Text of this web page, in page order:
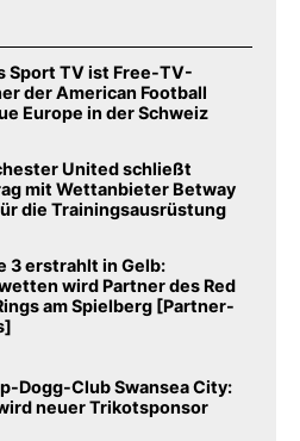
Sport TV ist Free-TV-
der American Football
Europe in der Schweiz
United schließt
mit Wettanbieter Betway
die Trainingsausrüstung
3 erstrahlt in Gelb:
wird Partner des Red
am Spielberg [Partner-
Dogg-Club Swansea City:
neuer Trikotsponsor